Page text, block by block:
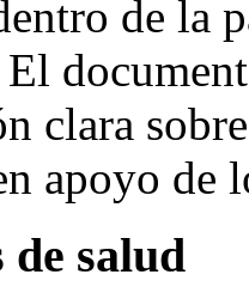
de la
clara
apoyo de
de salud